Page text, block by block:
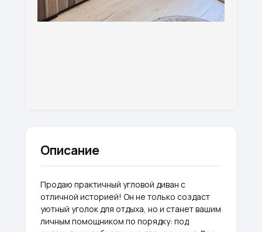
Описание
Продаю практичный угловой диван с
отличной историей! Он не только создаст
уютный уголок для отдыха, но и станет вашим
личным помощником по порядку: под